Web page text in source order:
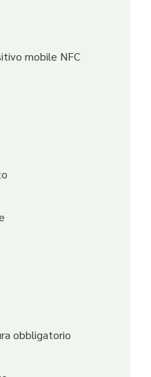
mobile NFC
obbligatorio